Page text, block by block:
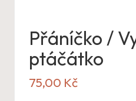
Přáníčko /
ptáčátko
75,00 Kč